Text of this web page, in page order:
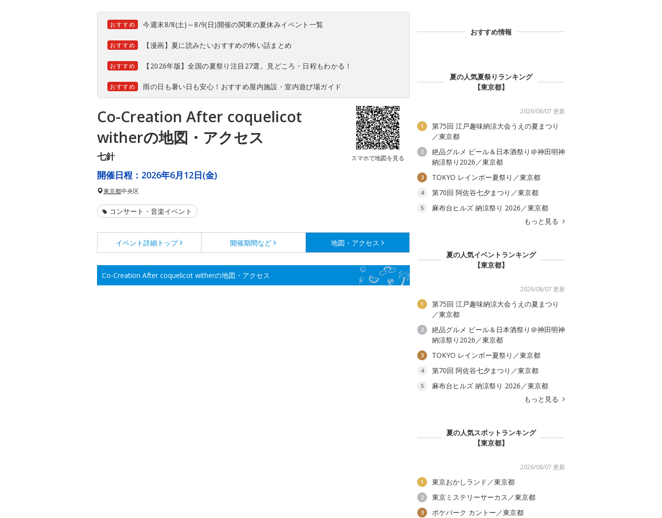
おすすめ 今週末8/8(土)～8/9(日)開催の関東の夏休みイベント一覧
おすすめ 【漫画】夏に読みたいおすすめの怖い話まとめ
おすすめ 【2026年版】全国の夏祭り注目27選。見どころ・日程もわかる！
おすすめ 雨の日も暑い日も安心！おすすめ屋内施設・室内遊び場ガイド
Co-Creation After coquelicot
witherの地図・アクセス
七針 スマホで地図を見る
開催日程： 2026年6月12日(金)
東京都中央区
コンサート・音楽イベント
イベント詳細 トップ 開催期間など 地図・アクセス
Co-Creation After coquelicot witherの地図・アクセス
おすすめ情報
夏の人気夏祭りランキング
【東京都】
2026/08/07 更新
1
第75回 江戸趣味納涼大会うえの夏まつり
／東京都
2
絶品グルメ ビール＆日本酒祭り＠神田明神
納涼祭り2026／東京都
3 TOKYO レインボー夏祭り／東京都
4 第70回 阿佐谷七夕まつり／東京都
5
麻布台ヒルズ 納涼祭り 2026／東京都
もっと見る
夏の人気イベントランキング
【東京都】
2026/08/07 更新
1
第75回 江戸趣味納涼大会うえの夏まつり
／東京都
2
絶品グルメ ビール＆日本酒祭り＠神田明神
納涼祭り2026／東京都
3 TOKYO レインボー夏祭り／東京都
4 第70回 阿佐谷七夕まつり／東京都
5
麻布台ヒルズ 納涼祭り 2026／東京都
もっと見る
夏の人気スポットランキング
【東京都】
2026/08/07 更新
1 東京おかしランド／東京都
2 東京ミステリーサーカス／東京都
3 ポケパーク カントー／東京都